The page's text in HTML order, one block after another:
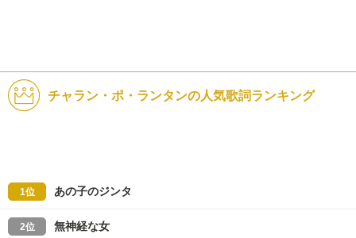
チャラン・ポ・ランタンの人気歌詞ランキング
1位 あの子のジンタ
2位 無神経な女